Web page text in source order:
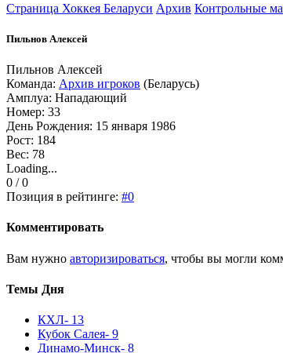
Страница Хоккея Беларуси Архив Контрольные
Пильнов Алексей
Пильнов Алексей
Команда: Архив игроков (Беларусь)
Амплуа: Нападающий
Номер: 33
День Рождения: 15 января 1986
Рост: 184
Вес: 78
Loading...
0 / 0
Позиция в рейтинге: #0
Комментировать
Вам нужно авторизироваться, чтобы вы могли
Темы Дня
КХЛ- 13
Кубок Салея- 9
Динамо-Минск- 8